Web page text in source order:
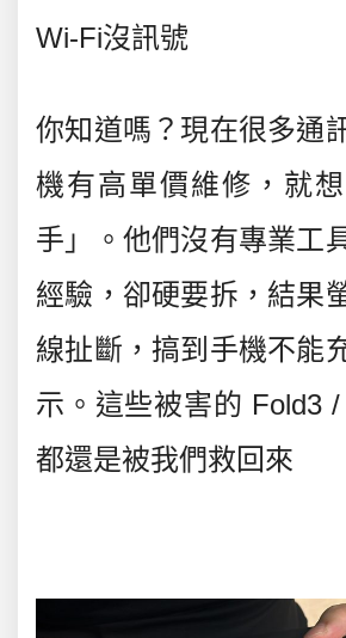
Wi-Fi沒訊號
你知道嗎？現在很多通
機有高單價維修，就
手」。他們沒有專業工
經驗，卻硬要拆，結果
線扯斷，搞到手機不能
示。這些被害的 Fold3
都還是被我們救回來